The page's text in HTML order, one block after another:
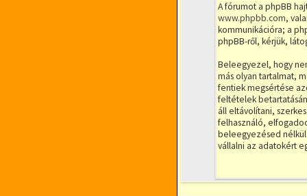
A fórumot a phpBB
www.phpbb.com,
kommunikációra; a
phpBB-ről, kérjük,
Beleegyezel, hogy
más olyan tartalmat,
fentiek megsértése
feltételek
áll eltávolítani,
felhasználó,
beleegyezésed
vállalni az adatokért